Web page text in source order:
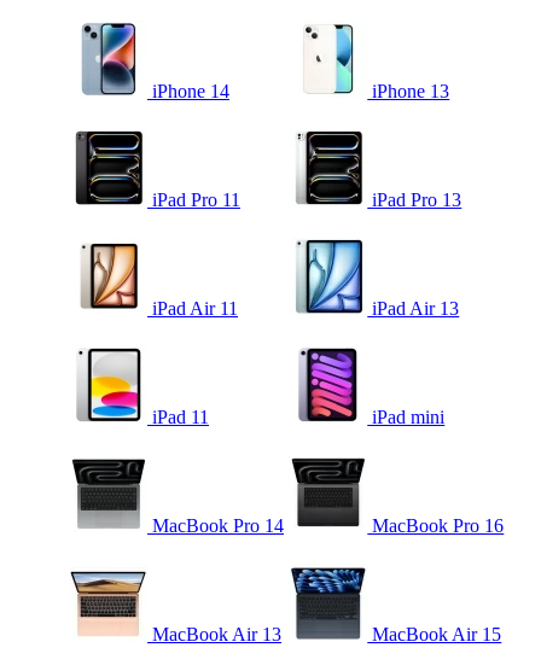
iPhone 14 iPhone 13
iPad Pro 11 iPad Pro 13
iPad Air 11 iPad Air 13
iPad 11 iPad mini
MacBook Pro 14 MacBook Pro 16
MacBook Air 13 MacBook Air 15